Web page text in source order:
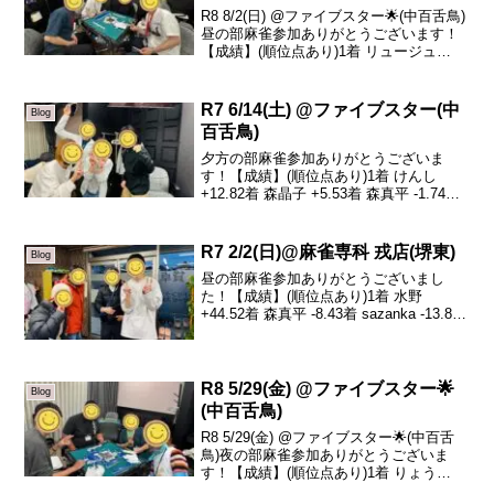
R8 8/2(日) @ファイブスター🌟(中百舌鳥)
昼の部麻雀参加ありがとうございます！
【成績】(順位点あり)1着 リュージュ
ッ...
Blog
R7 6/14(土) @ファイブスター(中
百舌鳥)
夕方の部麻雀参加ありがとうございま
す！【成績】(順位点あり)1着 けんし
+12.82着 森晶子 +5.53着 森真平 -1.74着
うございます🎊今日も遠いと...
Blog R7 2/2(日)@麻雀専科 戎店(堺東)
昼の部麻雀参加ありがとうございまし
た！【成績】(順位点あり)1着 水野
+44.52着 森真平 -8.43着 sazanka -13.84
Blog
R8 5/29(金) @ファイブスター🌟
(中百舌鳥)
R8 5/29(金) @ファイブスター🌟(中百舌
鳥)夜の部麻雀参加ありがとうございま
す！【成績】(順位点あり)1着 りょう